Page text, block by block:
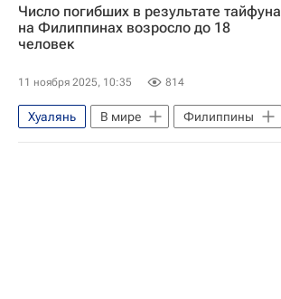
Число погибших в результате тайфуна
на Филиппинах возросло до 18
человек
11 ноября 2025, 10:35 814
Хуалянь В мире
Филиппины
Китай
Фердинанд Маркос